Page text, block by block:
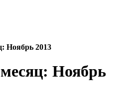
Ноябрь 2013
Ноябрь